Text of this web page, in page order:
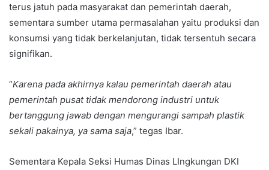
terus jatuh pada masyarakat dan pemerintah daerah,
sementara sumber utama permasalahan yaitu produksi dan
konsumsi yang tidak berkelanjutan, tidak tersentuh secara
signifikan.
“Karena pada akhirnya kalau pemerintah daerah atau
pemerintah pusat tidak mendorong industri untuk
bertanggung jawab dengan mengurangi sampah plastik
sekali pakainya, ya sama saja,” tegas Ibar.
Sementara Kepala Seksi Humas Dinas LIngkungan DKI